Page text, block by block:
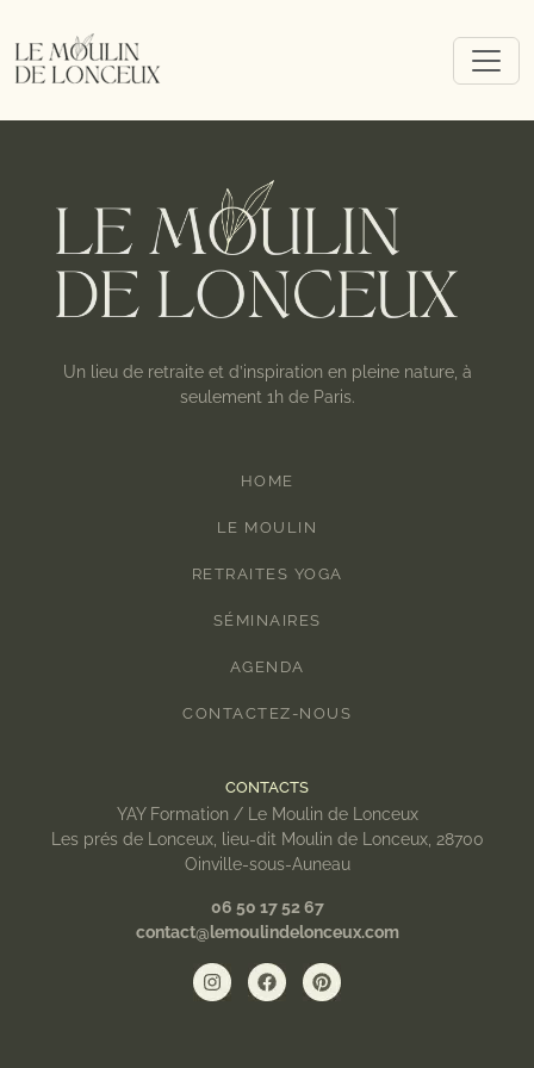
Un lieu de retraite et d’inspiration en pleine nature, à
seulement 1h de Paris.
HOME
LE MOULIN
RETRAITES YOGA
SÉMINAIRES
AGENDA
CONTACTEZ-NOUS
CONTACTS
YAY Formation / Le Moulin de Lonceux
Les prés de Lonceux, lieu-dit Moulin de Lonceux, 28700
Oinville-sous-Auneau
06 50 17 52 67
contact@lemoulindelonceux.com